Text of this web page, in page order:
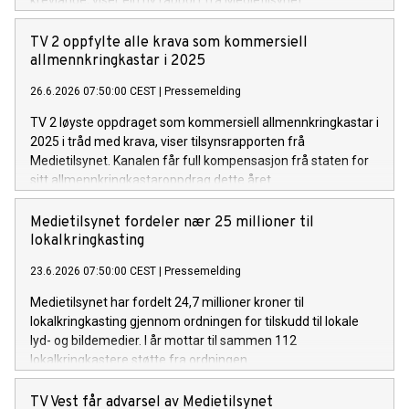
TV 2 oppfylte alle krava som kommersiell
allmennkringkastar i 2025
26.6.2026 07:50:00 CEST Pressemelding
TV 2 løyste oppdraget som kommersiell allmennkringkastar i
2025 i tråd med krava, viser tilsynsrapporten frå
Medietilsynet. Kanalen får full kompensasjon frå staten for
sitt allmennkringkastaroppdrag dette året.
Medietilsynet fordeler nær 25 millioner til
lokalkringkasting
23.6.2026 07:50:00 CEST Pressemelding
Medietilsynet har fordelt 24,7 millioner kroner til
lokalkringkasting gjennom ordningen for tilskudd til lokale
lyd- og bildemedier. I år mottar til sammen 112
lokalkringkastere støtte fra ordningen.
TV Vest får advarsel av Medietilsynet